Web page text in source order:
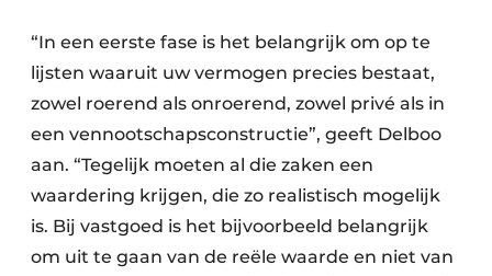
“In een eerste fase is het belangrijk om op te
lijsten waaruit uw vermogen precies bestaat,
zowel roerend als onroerend, zowel privé als in
een vennootschapsconstructie”, geeft Delboo
aan. “Tegelijk moeten al die zaken een
waardering krijgen, die zo realistisch mogelijk
is. Bij vastgoed is het bijvoorbeeld belangrijk
om uit te gaan van de reële waarde en niet van